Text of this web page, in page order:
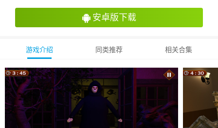
安卓版下载
游戏介绍 同类推荐 相关合集